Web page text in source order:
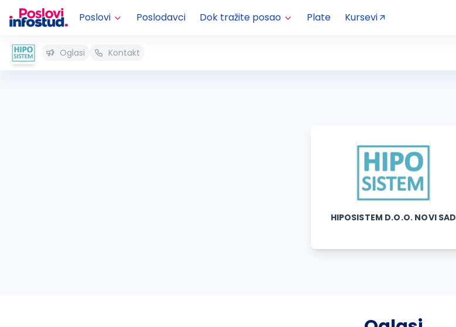
Poslovi Poslodavci Dok tražite posao Plate Kursevi
Oglasi Kontakt
HIPOSISTEM D.O.O. NOVI SAD